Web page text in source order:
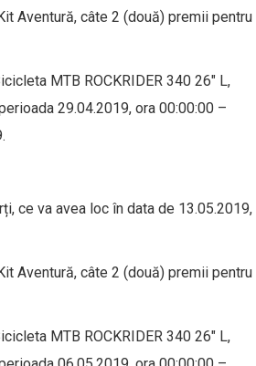
Aventură, câte 2 (două) premii pentru
MTB ROCKRIDER 340 26" L,
29.04.2019, ora 00:00:00 –
ce va avea loc în data de 13.05.2019,
Aventură, câte 2 (două) premii pentru
MTB ROCKRIDER 340 26" L,